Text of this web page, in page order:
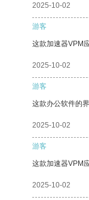
2025-10-02
游客
这款加速器VPM
2025-10-02
游客
这款办公软件的
2025-10-02
游客
这款加速器VPM
2025-10-02